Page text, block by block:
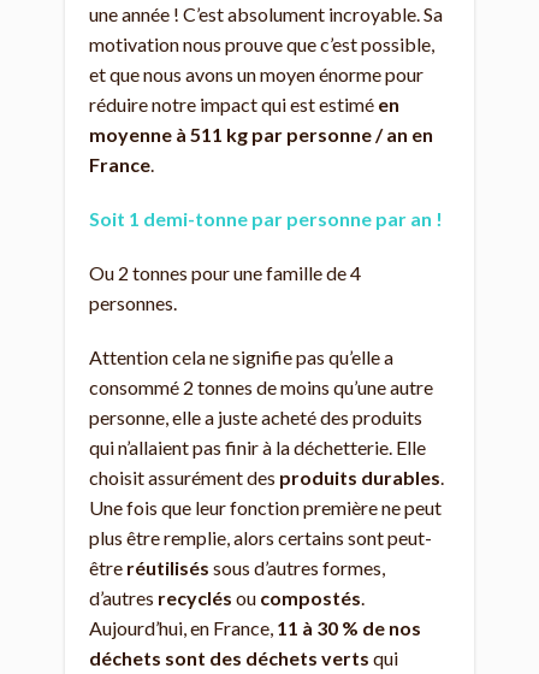
une année ! C’est absolument incroyable. Sa
motivation nous prouve que c’est possible,
et que nous avons un moyen énorme pour
réduire notre impact qui est estimé en
moyenne à 511 kg par personne / an en
France
Soit 1 demi-tonne par personne par an !
Ou 2 tonnes pour une famille de 4
personnes.
Attention cela ne signifie pas qu’elle a
consommé 2 tonnes de moins qu’une autre
personne, elle a juste acheté des produits
qui n’allaient pas finir à la déchetterie. Elle
choisit assurément des produits durables
Une fois que leur fonction première ne peut
plus être remplie, alors certains sont peut-
être réutilisés sous d’autres formes,
d’autres recyclés ou compostés
Aujourd’hui, en France, 11 à 30 % de nos
déchets sont des déchets verts qui